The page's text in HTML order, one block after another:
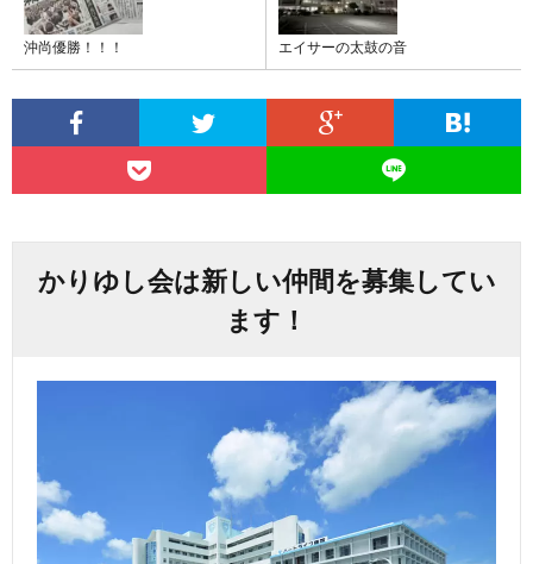
沖尚優勝！！！ エイサーの太鼓の音
かりゆし会は新しい仲間を募集してい
ます！